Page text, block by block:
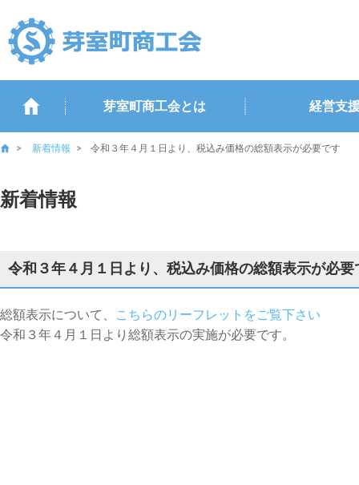
芽室町商工会とは 経営支
新着情報 令和３年４月１日より、税込み価格の総額表示が必要です
新着情報
令和３年４月１日より、税込み価格の総額表示が必要
総額表示について、
こちらのリーフレットをご覧下さい
令和３年４月１日より総額表示の実施が必要です。